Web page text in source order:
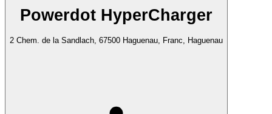
Powerdot HyperCharger
2 Chem. de la Sandlach, 67500 Haguenau, Franc, Haguenau